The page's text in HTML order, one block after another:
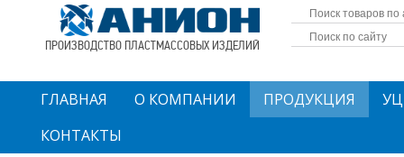
ПРОИЗВОДСТВО ПЛАСТМАССОВЫХ ИЗДЕЛИЙ
ГЛАВНАЯ О КОМПАНИИ ПРОДУКЦИЯ
КОНТАКТЫ